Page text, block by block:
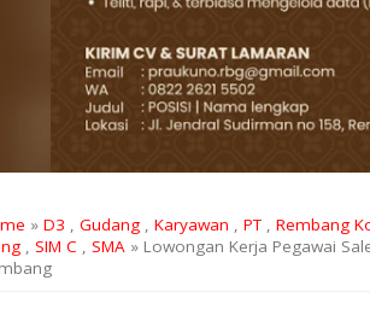
» D3 , Gudang , Karyawan , PT , Rembang
, SIM C , SMA » Lowongan Kerja Pegawai